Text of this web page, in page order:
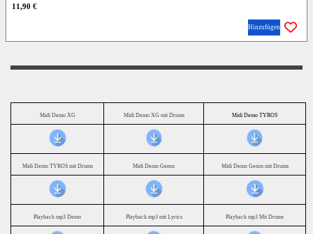
11,90 €
Hinzufügen
Midi Demo XG Midi Demo XG mit Drums Midi Demo TYROS
Midi Demo TYROS mit Drums Midi Demo Genos Midi Demo Genos mit Drums
Playback mp3 Demo Playback mp3 mit Lyrics Playback mp3 Mit Drums